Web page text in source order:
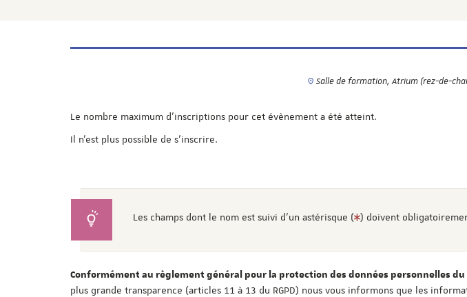
Salle de formation, Atrium (rez-de-
Le nombre maximum d'inscriptions pour cet évènement a été atteint.
Il n'est plus possible de s'inscrire.
Les champs dont le nom est suivi d'un astérisque ( ) doivent
Conformément au règlement général pour la protection des données personnelles du
plus grande transparence (articles 11 à 13 du RGPD) nous vous informons que les